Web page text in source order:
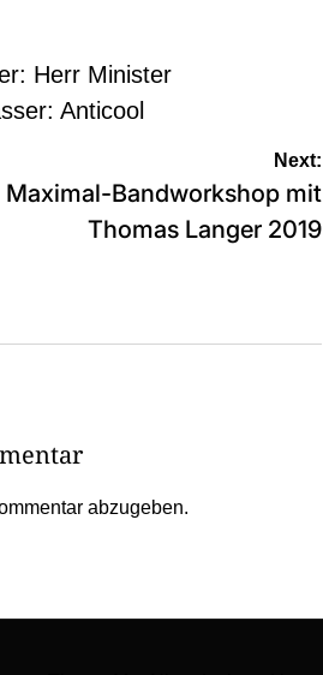
Herr Minister
Anticool
Next:
Maximal-Bandworkshop mit
Thomas Langer 2019
abzugeben.